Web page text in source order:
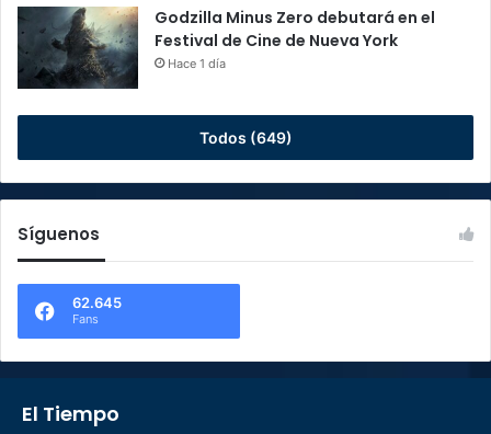
Godzilla Minus Zero debutará en el
Festival de Cine de Nueva York
Hace 1 día
Todos (649)
Síguenos
62.645
Fans
El Tiempo